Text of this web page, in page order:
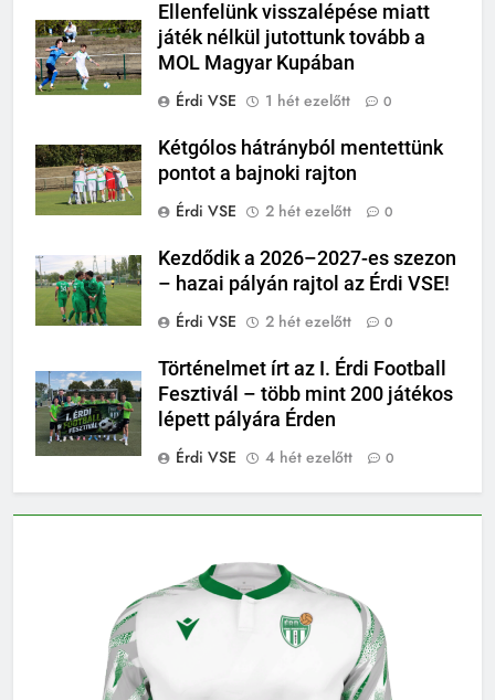
Ellenfelünk visszalépése miatt
játék nélkül jutottunk tovább a
MOL Magyar Kupában
Érdi VSE
1 hét ezelőtt 0
Kétgólos hátrányból mentettünk
pontot a bajnoki rajton
Érdi VSE
2 hét ezelőtt 0
Kezdődik a 2026–2027-es szezon
– hazai pályán rajtol az Érdi VSE!
Érdi VSE
2 hét ezelőtt 0
Történelmet írt az I. Érdi Football
Fesztivál – több mint 200 játékos
lépett pályára Érden
Érdi VSE
4 hét ezelőtt 0